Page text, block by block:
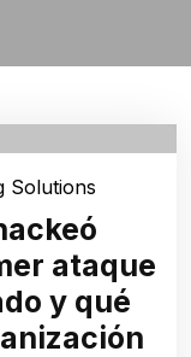
Solutions
ataque
y qué